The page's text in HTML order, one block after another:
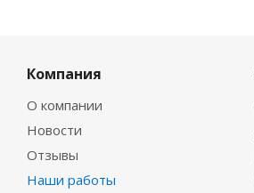
Компания
О компании
Новости
Отзывы
Наши работы